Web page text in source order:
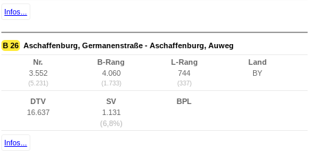
Infos...
B 26 Aschaffenburg, Germanenstraße - Aschaffenburg, Auweg
Nr.
3.552
(5.231)
B-Rang
4.060
(1.733)
L-Rang
744
(337)
Land
BY
DTV
16.637
SV
1.131
(6,8%)
BPL
Infos...